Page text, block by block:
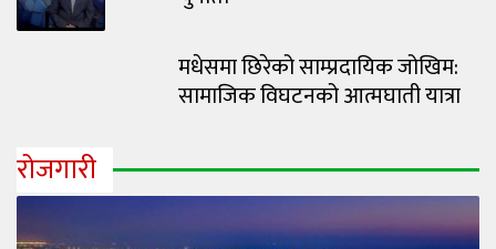
मधेसमा छिरेको साम्प्रदायिक जोखिम:
सामाजिक विघटनको आत्मघाती यात्रा
रोजगारी